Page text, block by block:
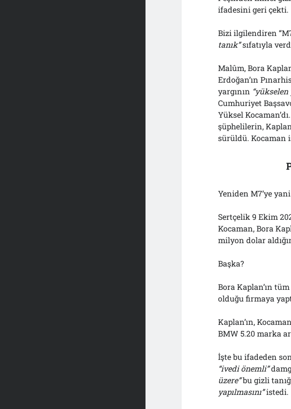
ifadesini geri çekti.
Bizi ilgilendiren
tanık”sıfatıyla
Malûm, Bora
Erdoğan’ın
yargının “yükselen
Cumhuriyet
Yüksel
şüphelilerin,
sürüldü. Kocaman
Yeniden M7’ye
Sertçelik 9 Ekim
Kocaman, Bora
milyon dolar
Başka?
Bora Kaplan’ın
olduğu firmaya
Kaplan’ın,
BMW 5.20 marka
İşte bu ifadeden
“ivedi önemli”
üzere”bu gizli
yapılmasını”istedi.